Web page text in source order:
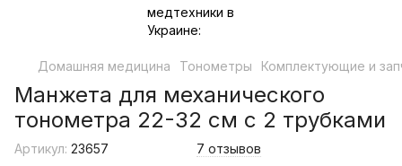
Домашняя медицина Тонометры Комплектующие и
Манжета для механического
тонометра 22-32 см с 2 трубками
Артикул: 23657 7 отзывов